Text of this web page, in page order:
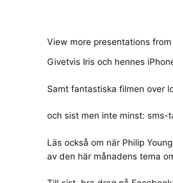
View more presentations from
Givetvis Iris och hennes
Samt fantastiska filmen over
och sist men inte minst: sms-
Läs också om när Philip
av den här månadens tema